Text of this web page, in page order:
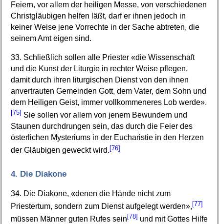
Feiern, vor allem der heiligen Messe, von verschiedenen
Christgläubigen helfen läßt, darf er ihnen jedoch in
keiner Weise jene Vorrechte in der Sache abtreten, die
seinem Amt eigen sind.
33. Schließlich sollen alle Priester «die Wissenschaft
und die Kunst der Liturgie in rechter Weise pflegen,
damit durch ihren liturgischen Dienst von den ihnen
anvertrauten Gemeinden Gott, dem Vater, dem Sohn und
dem Heiligen Geist, immer vollkommeneres Lob werde».
[75] Sie sollen vor allem von jenem Bewundern und
Staunen durchdrungen sein, das durch die Feier des
österlichen Mysteriums in der Eucharistie in den Herzen
der Gläubigen geweckt wird.[76]
4. Die Diakone
34. Die Diakone, «denen die Hände nicht zum
Priestertum, sondern zum Dienst aufgelegt werden»,[77]
müssen Männer guten Rufes sein [78] und mit Gottes Hilfe